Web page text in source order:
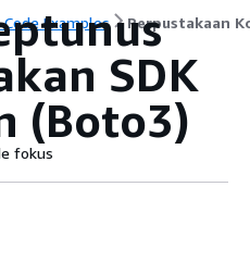
Code Examples Perpustakaan
SDK
(Boto3)
fokus